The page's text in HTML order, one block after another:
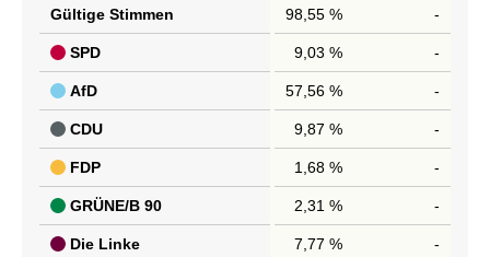
Gültige Stimmen 98,55 % -
SPD 9,03 % -
AfD 57,56 % -
CDU 9,87 % -
FDP 1,68 % -
GRÜNE/B 90 2,31 % -
Die Linke 7,77 % -